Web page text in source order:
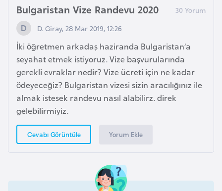
Bulgaristan Vize Randevu 2020
D. Giray, 28 Mar 2019, 12:26
İki öğretmen arkadaş haziranda Bulgaristan’a
seyahat etmek istiyoruz. Vize başvurularında
gerekli evraklar nedir? Vize ücreti için ne kadar
ödeyeceğiz? Bulgaristan vizesi sizin aracılığınız ile
almak istesek randevu nasıl alabilirz. direk
gelebilirmiyiz.
Cevabı Görüntüle Yorum Ekle
h
o
L
e
t
o
n
y
a
L